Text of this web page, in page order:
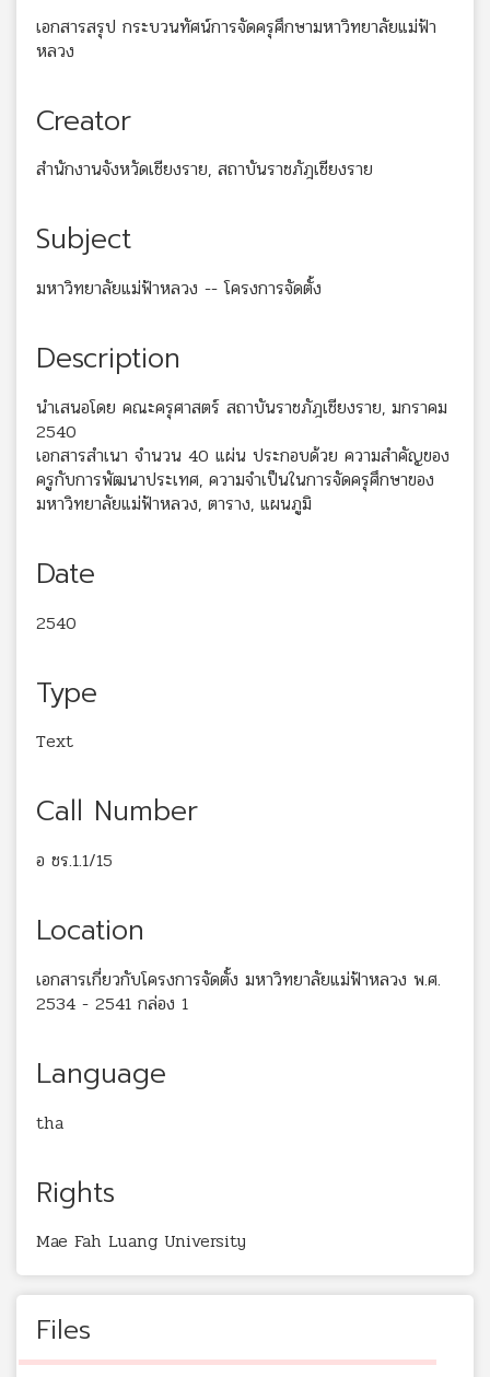
เอกสารสรุป กระบวนทัศน์การจัดครุศึกษามหาวิทยาลัยแม่ฟ้า
หลวง
Creator
สำนักงานจังหวัดเชียงราย, สถาบันราชภัฎเชียงราย
Subject
มหาวิทยาลัยแม่ฟ้าหลวง -- โครงการจัดตั้ง
Description
นำเสนอโดย คณะครุศาสตร์ สถาบันราชภัฎเชียงราย, มกราคม
2540
เอกสารสำเนา จำนวน 40 แผ่น ประกอบด้วย ความสำคัญของ
ครูกับการพัฒนาประเทศ, ความจำเป็นในการจัดครุศึกษาของ
มหาวิทยาลัยแม่ฟ้าหลวง, ตาราง, แผนภูมิ
Date
2540
Type
Text
Call Number
อ ชร.1.1/15
Location
เอกสารเกี่ยวกับโครงการจัดตั้ง มหาวิทยาลัยแม่ฟ้าหลวง พ.ศ.
2534 - 2541 กล่อง 1
Language
tha
Rights
Mae Fah Luang University
Files